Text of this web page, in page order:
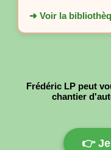
➜ Voir la
Frédéric LP peut
chantier
👉